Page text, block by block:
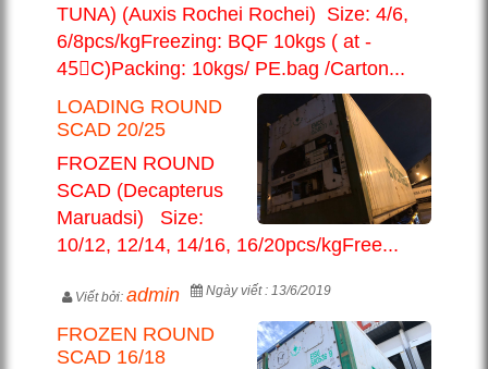
TUNA) (Auxis Rochei Rochei) Size: 4/6,
6/8pcs/kgFreezing: BQF 10kgs ( at -
45〫C)Packing: 10kgs/ PE.bag /Carton...
LOADING ROUND
SCAD 20/25
FROZEN ROUND
SCAD (Decapterus
Maruadsi) Size:
10/12, 12/14, 14/16, 16/20pcs/kgFree...
Viết bởi:admin Ngày viết : 13/6/2019
FROZEN ROUND
SCAD 16/18